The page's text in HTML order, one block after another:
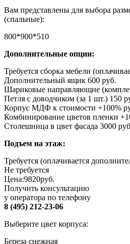
Вам представлены для выбора
(спальные):
800*900*510
Дополнительные опции:
Требуется сборка мебели
Дополнительный ящик 600 руб.
Шариковые направляющие
Петля с доводчиком (за 1 шт.) 150
Корпус МДФ к стоимости +100%
Комбинирование цветов пленки
Столешница в цвет фасада 3000
Подъем на этаж:
Требуется (оплачивается
Не требуется
Цена:9820руб.
Получить консультацию
у оператора по телефону
8 (495) 212-23-06
Выберите цвет корпуса:
Береза снежная